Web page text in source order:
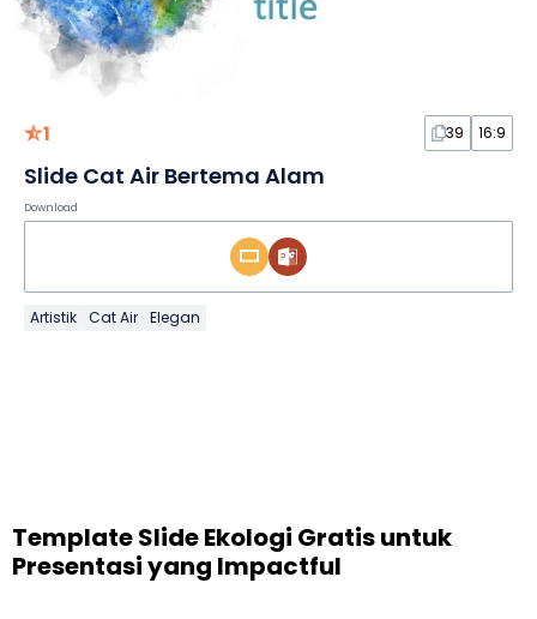
1 39 16:9
Slide Cat Air Bertema Alam
Download
Artistik Cat Air Elegan
Template Slide Ekologi Gratis untuk
Presentasi yang Impactful